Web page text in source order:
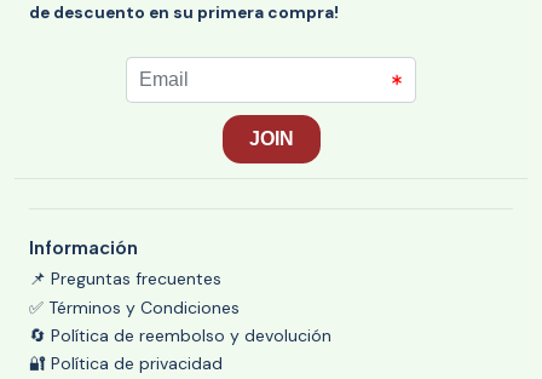
de descuento en su primera compra!
Información
📌 Preguntas frecuentes
✅ Términos y Condiciones
🔄 Política de reembolso y devolución
🔐 Política de privacidad